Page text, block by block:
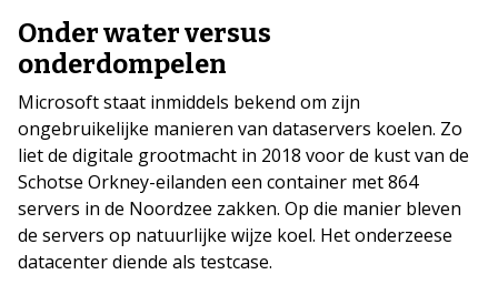
Onder water versus
onderdompelen
Microsoft staat inmiddels bekend om zijn
ongebruikelijke manieren van dataservers koelen. Zo
liet de digitale grootmacht in 2018 voor de kust van de
Schotse Orkney-eilanden een container met 864
servers in de Noordzee zakken. Op die manier bleven
de servers op natuurlijke wijze koel. Het onderzeese
datacenter diende als testcase.